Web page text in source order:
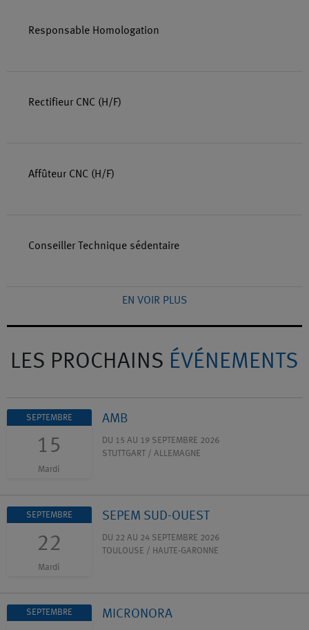
Responsable Homologation
Rectifieur CNC (H/F)
Affûteur CNC (H/F)
Conseiller Technique sédentaire
EN VOIR PLUS
LES PROCHAINS ÉVÉNEMENTS
SEPTEMBRE
15
Mardi
AMB
DU 15 AU 19 SEPTEMBRE 2026
STUTTGART / ALLEMAGNE
SEPTEMBRE
22
Mardi
SEPEM SUD-OUEST
DU 22 AU 24 SEPTEMBRE 2026
TOULOUSE / HAUTE-GARONNE
SEPTEMBRE MICRONORA